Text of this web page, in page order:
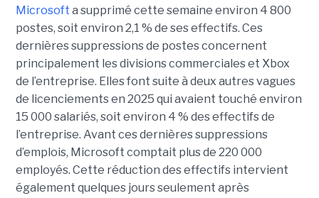
Microsoft a supprimé cette semaine environ 4 800
postes, soit environ 2,1 % de ses effectifs. Ces
dernières suppressions de postes concernent
principalement les divisions commerciales et Xbox
de l’entreprise. Elles font suite à deux autres vagues
de licenciements en 2025 qui avaient touché environ
15 000 salariés, soit environ 4 % des effectifs de
l’entreprise. Avant ces dernières suppressions
d’emplois, Microsoft comptait plus de 220 000
employés. Cette réduction des effectifs intervient
également quelques jours seulement après